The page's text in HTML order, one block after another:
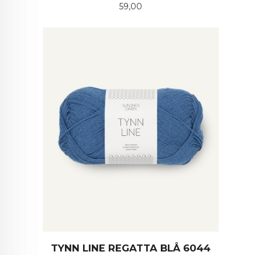
Pris
59,00
TYNN LINE REGATTA BLÅ 6044